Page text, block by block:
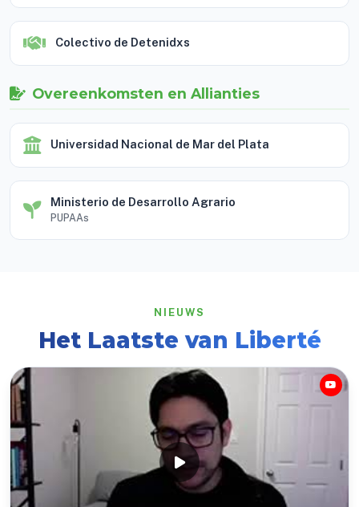
Colectivo de Detenidxs
Overeenkomsten en Allianties
Universidad Nacional de Mar del Plata
Ministerio de Desarrollo Agrario
PUPAAs
NIEUWS
Het Laatste van Liberté